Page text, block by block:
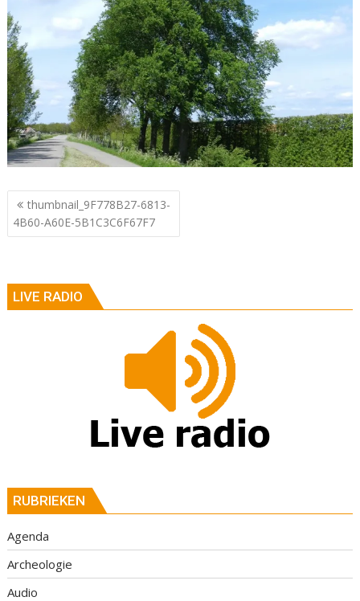
Berichtnavigatie
thumbnail_9F778B27-6813-
4B60-A60E-5B1C3C6F67F7
LIVE RADIO
RUBRIEKEN
Agenda
Archeologie
Audio